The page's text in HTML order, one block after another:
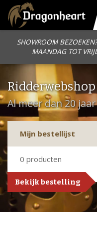
SHOWROOM
MAANDAG TOT
Al meer dan 20
Mijn bestellijst
0 producten
Bekijk bestelling